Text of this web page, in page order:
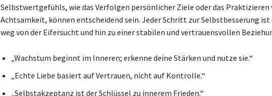
Selbstwertgefühls, wie das Verfolgen persönlicher Ziele oder das Praktizieren
Achtsamkeit, können entscheidend sein. Jeder Schritt zur Selbstbesserung
weg von der Eifersucht und hin zu einer stabilen und vertrauensvollen
„Wachstum beginnt im Inneren; erkenne deine Stärken und nutze sie.“
„Echte Liebe basiert auf Vertrauen, nicht auf Kontrolle.“
„Selbstakzeptanz ist der Schlüssel zu innerem Frieden.“